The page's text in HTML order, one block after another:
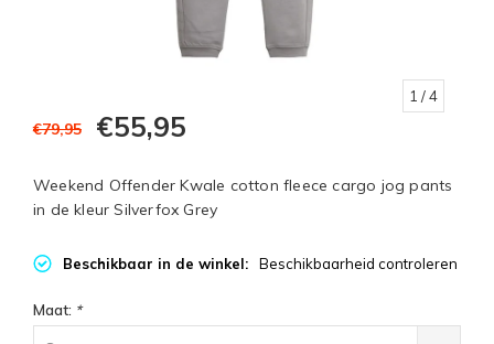
1 / 4
€79,95 €55,95
Weekend Offender Kwale cotton fleece cargo jog pants
in de kleur Silverfox Grey
Beschikbaar in de winkel: Beschikbaarheid controleren
Maat: *